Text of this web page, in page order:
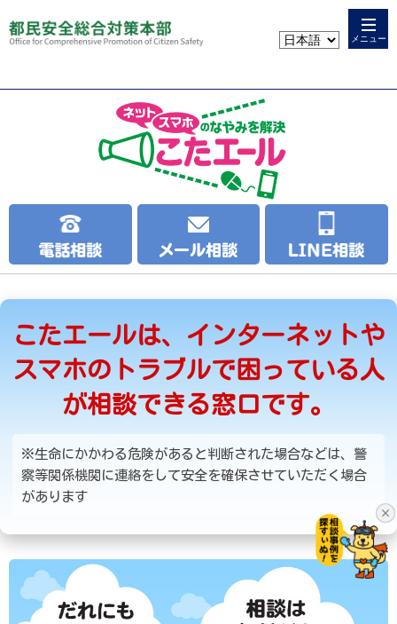
文
へ
キ
メニュー
こ
か
本
こたエールは、インターネットや
スマホのトラブルで困っている人
が相談できる窓口です。
※生命にかかわる危険があると判断された場合などは、警
察等関係機関に連絡をして安全を確保させていただく場合
があります